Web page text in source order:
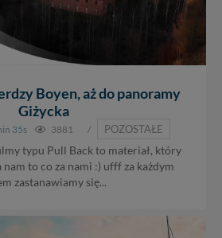
Boyen, aż do panoramy
Giżycka
35s 3881 /
POZOSTAŁE
typu Pull Back to materiał, który
nam to co za nami :) ufff za każdym
zastanawiamy się...